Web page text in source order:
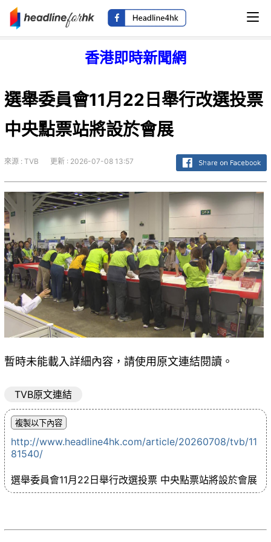
香港即時新聞網
選舉委員會11月22日舉行改選投票
中央點票站將設於會展
來源 : TVB 更新 : 2026-07-08 13:57
暫時未能載入詳細內容，請使用原文連結閱讀。
TVB原文連結
http://www.headline4hk.com/article/20260708/tvb/11
81540/
選舉委員會11月22日舉行改選投票 中央點票站將設於會展